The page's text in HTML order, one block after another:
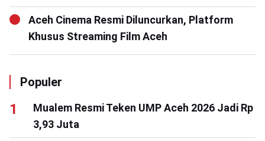
Aceh Cinema Resmi Diluncurkan, Platform
Khusus Streaming Film Aceh
Populer
Mualem Resmi Teken UMP Aceh 2026 Jadi Rp
3,93 Juta